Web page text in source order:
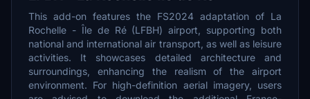
This add-on features the FS2024 adaptation of La
Rochelle - Île de Ré (LFBH) airport, supporting both
national and international air transport, as well as leisure
activities. It showcases detailed architecture and
surroundings, enhancing the realism of the airport
environment. For high-definition aerial imagery, users